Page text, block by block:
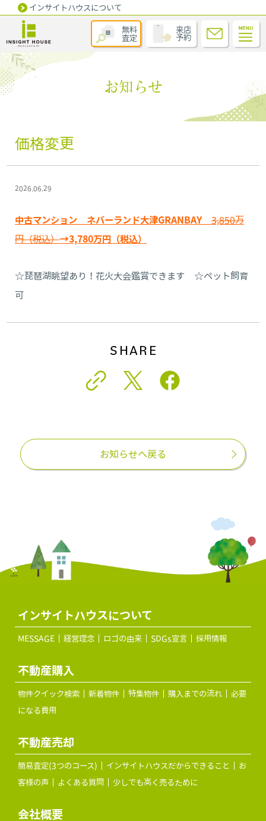
無料
査定
来店
予約
インサイトハウスについて
お知らせ
価格変更
2026.06.29
中古マンション ネバーランド大津GRANBAY3,850万
円（税込）→3,780万円（税込）
☆琵琶湖眺望あり！花火大会鑑賞できます ☆ペット飼育
可
SHARE
お知らせへ戻る
インサイトハウスについて
MESSAGE 経営理念 ロゴの由来 SDGs宣言 採用情報
不動産購入
物件クイック検索 新着物件 特集物件 購入までの流れ
必要
になる費用
不動産売却
簡易査定(3つのコース) インサイトハウスだからできること
お
客様の声
よくある質問 少しでも高く売るために
会社概要